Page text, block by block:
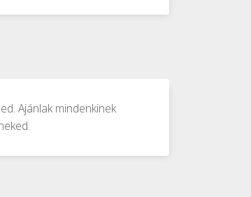
Ajánlak mindenkinek